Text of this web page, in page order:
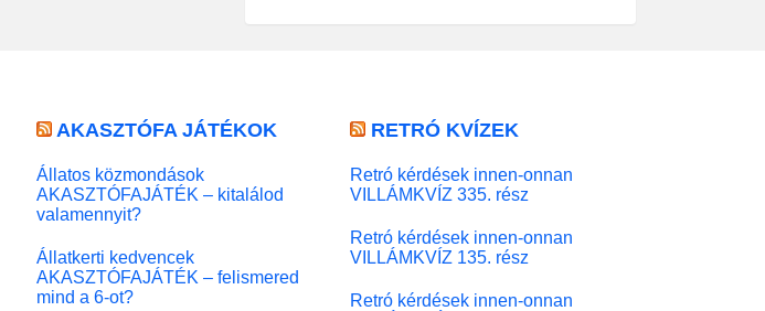
AKASZTÓFA JÁTÉKOK
Állatos közmondások
AKASZTÓFAJÁTÉK – kitalálod
valamennyit?
Állatkerti kedvencek
AKASZTÓFAJÁTÉK – felismered
mind a 6-ot?
RETRÓ KVÍZEK
Retró kérdések innen-onnan
VILLÁMKVÍZ 335. rész
Retró kérdések innen-onnan
VILLÁMKVÍZ 135. rész
Retró kérdések innen-onnan